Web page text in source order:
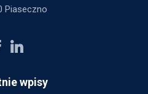
Piaseczno
wpisy